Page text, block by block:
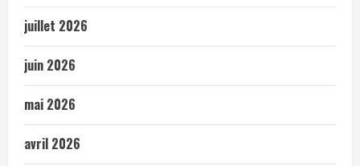
juillet 2026
juin 2026
mai 2026
avril 2026